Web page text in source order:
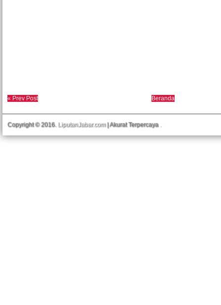
« Prev Post Beranda
Copyright © 2016. LiputanJabar.com| Akurat Terpercaya